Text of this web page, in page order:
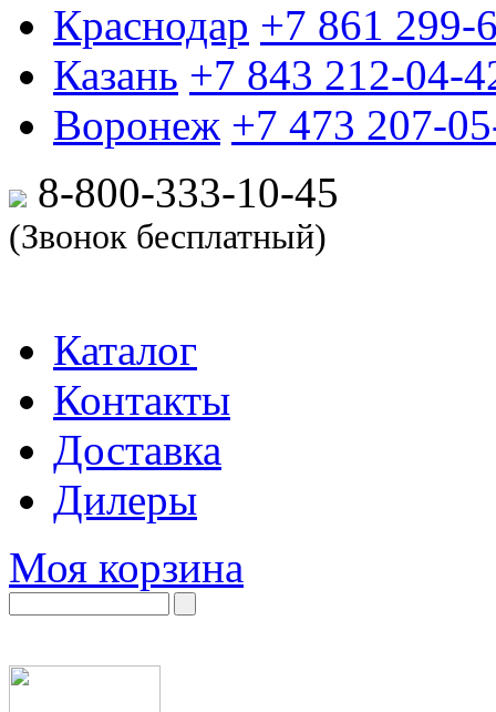
Краснодар +7 861 299-
Казань +7 843 212-04-
Воронеж +7 473 207-
8-800-333-10-45
(Звонок бесплатный)
Каталог
Контакты
Доставка
Дилеры
Моя корзина